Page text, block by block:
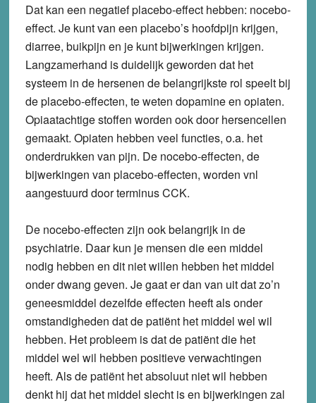
Dat kan een negatief placebo-effect hebben: nocebo-
effect. Je kunt van een placebo’s hoofdpijn krijgen,
diarree, buikpijn en je kunt bijwerkingen krijgen.
Langzamerhand is duidelijk geworden dat het
systeem in de hersenen de belangrijkste rol speelt bij
de placebo-effecten, te weten dopamine en opiaten.
Opiaatachtige stoffen worden ook door hersencellen
gemaakt. Opiaten hebben veel functies, o.a. het
onderdrukken van pijn. De nocebo-effecten, de
bijwerkingen van placebo-effecten, worden vnl
aangestuurd door terminus CCK.
De nocebo-effecten zijn ook belangrijk in de
psychiatrie. Daar kun je mensen die een middel
nodig hebben en dit niet willen hebben het middel
onder dwang geven. Je gaat er dan van uit dat zo’n
geneesmiddel dezelfde effecten heeft als onder
omstandigheden dat de patiënt het middel wel wil
hebben. Het probleem is dat de patiënt die het
middel wel wil hebben positieve verwachtingen
heeft. Als de patiënt het absoluut niet wil hebben
denkt hij dat het middel slecht is en bijwerkingen zal